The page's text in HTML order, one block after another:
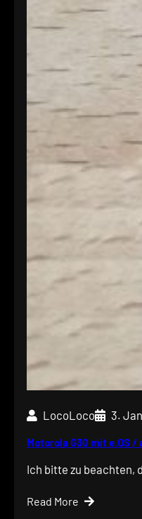
LocoLoco 3.
Motorola G30 mit e.OS /
Ich bitte zu beachten,
Read More